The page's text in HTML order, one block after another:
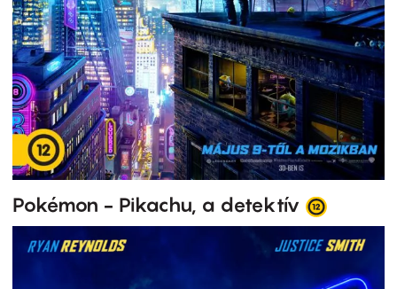
Pokémon - Pikachu, a detektív